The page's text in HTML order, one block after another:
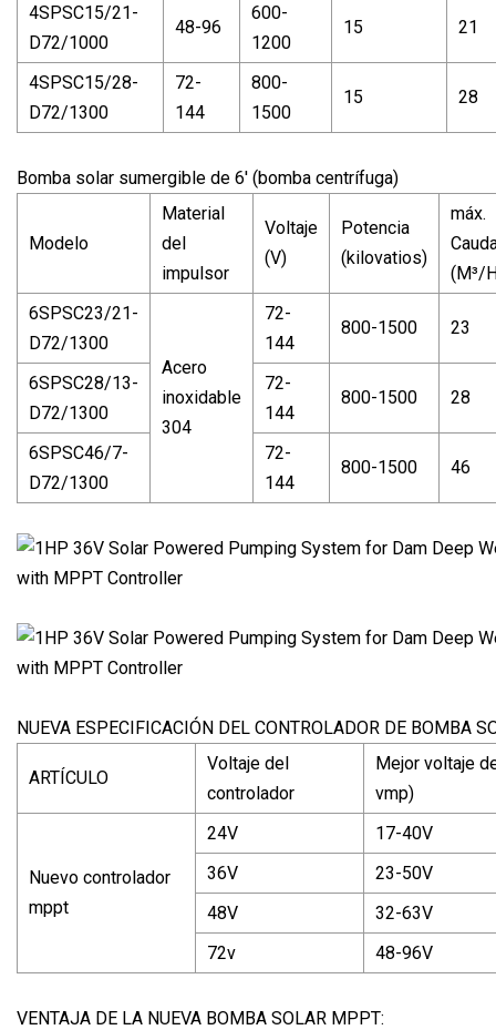
4SPSC15/21-
D72/1000
48-96
600-
1200
15 21
4SPSC15/28-
D72/1300
72-
144
800-
1500
15 28
Bomba solar sumergible de 6' (bomba centrífuga)
Modelo
Material
del
impulsor
Voltaje
(V)
Potencia
(kilovatios)
máx.
(M³/
6SPSC23/21-
D72/1300
Acero
inoxidable
304
72-
144
800-1500 23
6SPSC28/13-
D72/1300
72-
144
800-1500 28
6SPSC46/7-
D72/1300
72-
144
800-1500 46
NUEVA ESPECIFICACIÓN DEL CONTROLADOR DE BOMBA
ARTÍCULO
Voltaje del
controlador
Mejor voltaje
vmp)
Nuevo controlador
mppt
24V
17-40V
36V
23-50V
48V
32-63V
72v
48-96V
VENTAJA DE LA NUEVA BOMBA SOLAR MPPT: